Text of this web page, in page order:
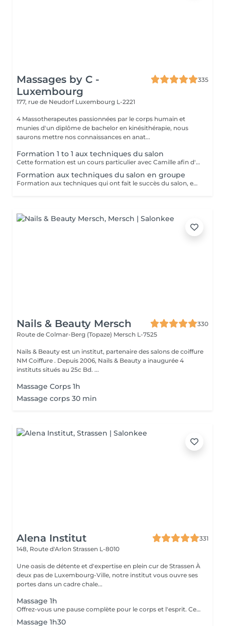
Massages by C -
Luxembourg
335
177, rue de Neudorf Luxembourg L-2221
4 Massotherapeutes passionnées par le corps humain et
munies d'un diplôme de bachelor en kinésithérapie, nous
saurons mettre nos connaissances en anat...
Formation 1 to 1 aux techniques du salon
Cette formation est un cours particulier avec Camille afin d'apprendre les techniques du salon : massage relaxant, massage sportif, massage des tissus profonds avec toutes les informations théoriques (anatomie, pathologie) ainsi que la pratique Nombre de jours au choix en fonction des besoins 2.900€ par jour
Formation aux techniques du salon en groupe
Formation aux techniques qui ont fait le succès du salon, en petit groupe : massage relaxant, sportif et massage des tissus profonds Cette formation vous permettra de travailler dans le domaine. Durée : 2 jours, de 10h à 18h Prix : 1.900€ les 2 jours Dates à venir : - Les 27/28 Septembre - Les 25/26 Octobre Réservations par mail : info@massagesbyc.com
Nails & Beauty Mersch
330
Route de Colmar-Berg (Topaze) Mersch L-7525
Nails & Beauty est un institut, partenaire des salons de coiffure
NM Coiffure . Depuis 2006, Nails & Beauty a inaugurée 4
instituts situés au 25c Bd. ...
Massage Corps 1h
Massage corps 30 min
Alena Institut
331
148, Route d'Arlon Strassen L-8010
Une oasis de détente et d'expertise en plein cur de Strassen À
deux pas de Luxembourg-Ville, notre institut vous ouvre ses
portes dans un cadre chale...
Massage 1h
Offrez-vous une pause complète pour le corps et l'esprit. Ce massage d'une heure détend en profondeur les muscles, libère les tensions et procure une relaxation durable. Un moment idéal pour retrouver énergie, équilibre et bien-être.
Massage 1h30